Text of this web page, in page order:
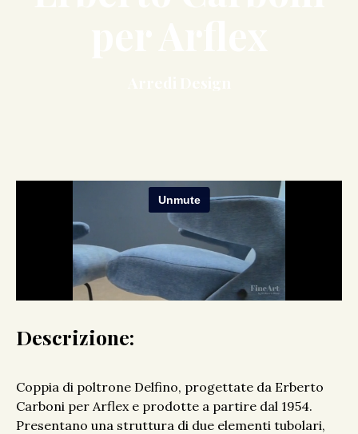
Descrizione:
Coppia di poltrone Delfino, progettate da Erberto
Carboni per Arflex e prodotte a partire dal 1954.
Presentano una struttura di due elementi tubolari,